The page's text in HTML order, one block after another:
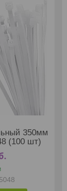
350мм
(100 шт)